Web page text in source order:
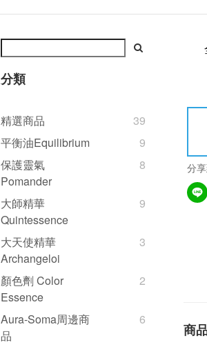
分類
精選商品
39
平衡油Equilibrium
9
保護靈氣
Pomander
8
大師精華
Quintessence
9
大天使精華
Archangeloi
3
顏色劑 Color
Essence
2
Aura-Soma周邊商
品
6
分
商